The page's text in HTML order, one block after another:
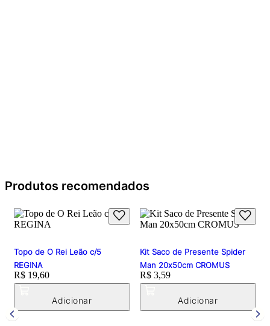
Produtos recomendados
Topo de O Rei Leão c/5
REGINA
Price:
R$ 19,60
Kit Saco de Presente Spider
Man 20x50cm CROMUS
Price:
R$ 3,59